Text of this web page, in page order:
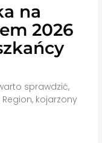
na
2026
sprawdzić,
kojarzony